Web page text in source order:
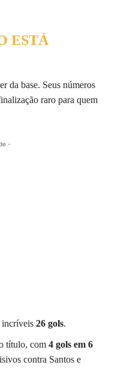
ESTÁ
da base. Seus números
raro para quem
-
26 gols.
título, com 4 gols em 6
contra Santos e